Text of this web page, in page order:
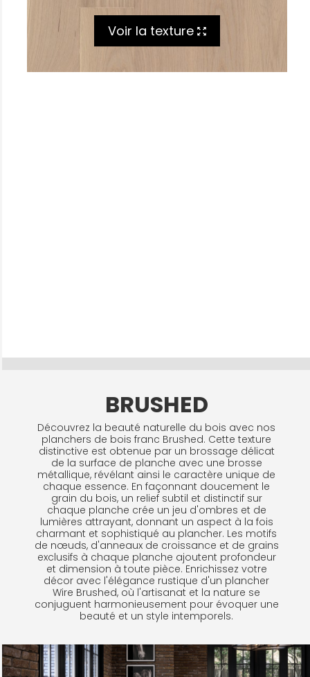
Voir la texture
BRUSHED
Découvrez la beauté naturelle du bois avec nos
planchers de bois franc Brushed. Cette texture
distinctive est obtenue par un brossage délicat
de la surface de planche avec une brosse
métallique, révélant ainsi le caractère unique de
chaque essence. En façonnant doucement le
grain du bois, un relief subtil et distinctif sur
chaque planche crée un jeu d'ombres et de
lumières attrayant, donnant un aspect à la fois
charmant et sophistiqué au plancher. Les motifs
de nœuds, d'anneaux de croissance et de grains
exclusifs à chaque planche ajoutent profondeur
et dimension à toute pièce. Enrichissez votre
décor avec l'élégance rustique d'un plancher
Wire Brushed, où l'artisanat et la nature se
conjuguent harmonieusement pour évoquer une
beauté et un style intemporels.